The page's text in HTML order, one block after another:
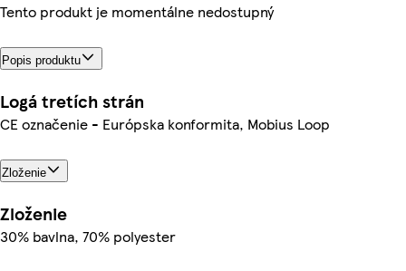
Tento produkt je momentálne nedostupný
Popis produktu
Logá tretích strán
CE označenie - Európska konformita, Mobius Loop
Zloženie
Zloženie
30% bavlna, 70% polyester